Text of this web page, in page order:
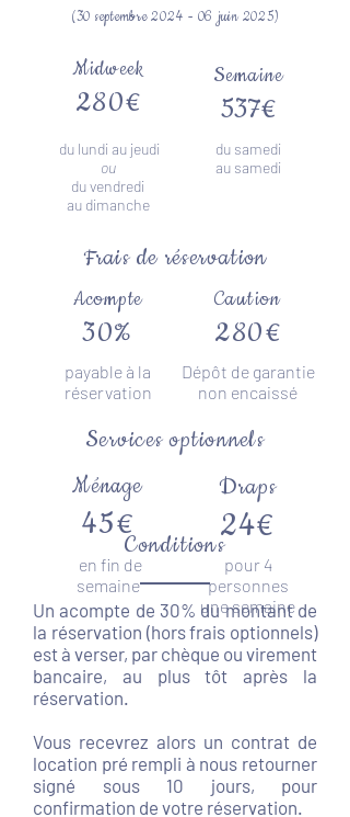
(30 septembre 2024 - 06 juin 2025)
Midweek
280€
du lundi au jeudi
ou
du vendredi
au dimanche
Semaine
537€
du samedi
au samedi
Frais de réservation
Acompte
30%
payable à la
réservation
Caution
280€
Dépôt de garantie
non encaissé
Services optionnels
Ménage
45€
en fin de
semaine
Draps
24€
pour 4
personnes
une semaine
Conditions
Un acompte de 30% du montant de
la réservation (hors frais optionnels)
est à verser, par chèque ou virement
bancaire, au plus tôt après la
réservation.
Vous recevrez alors un contrat de
location pré rempli à nous retourner
signé sous 10 jours, pour
confirmation de votre réservation.